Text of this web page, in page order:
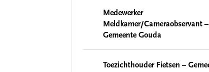
Medewerker
Meldkamer/Cameraobservant –
Gemeente Gouda
Toezichthouder Fietsen –